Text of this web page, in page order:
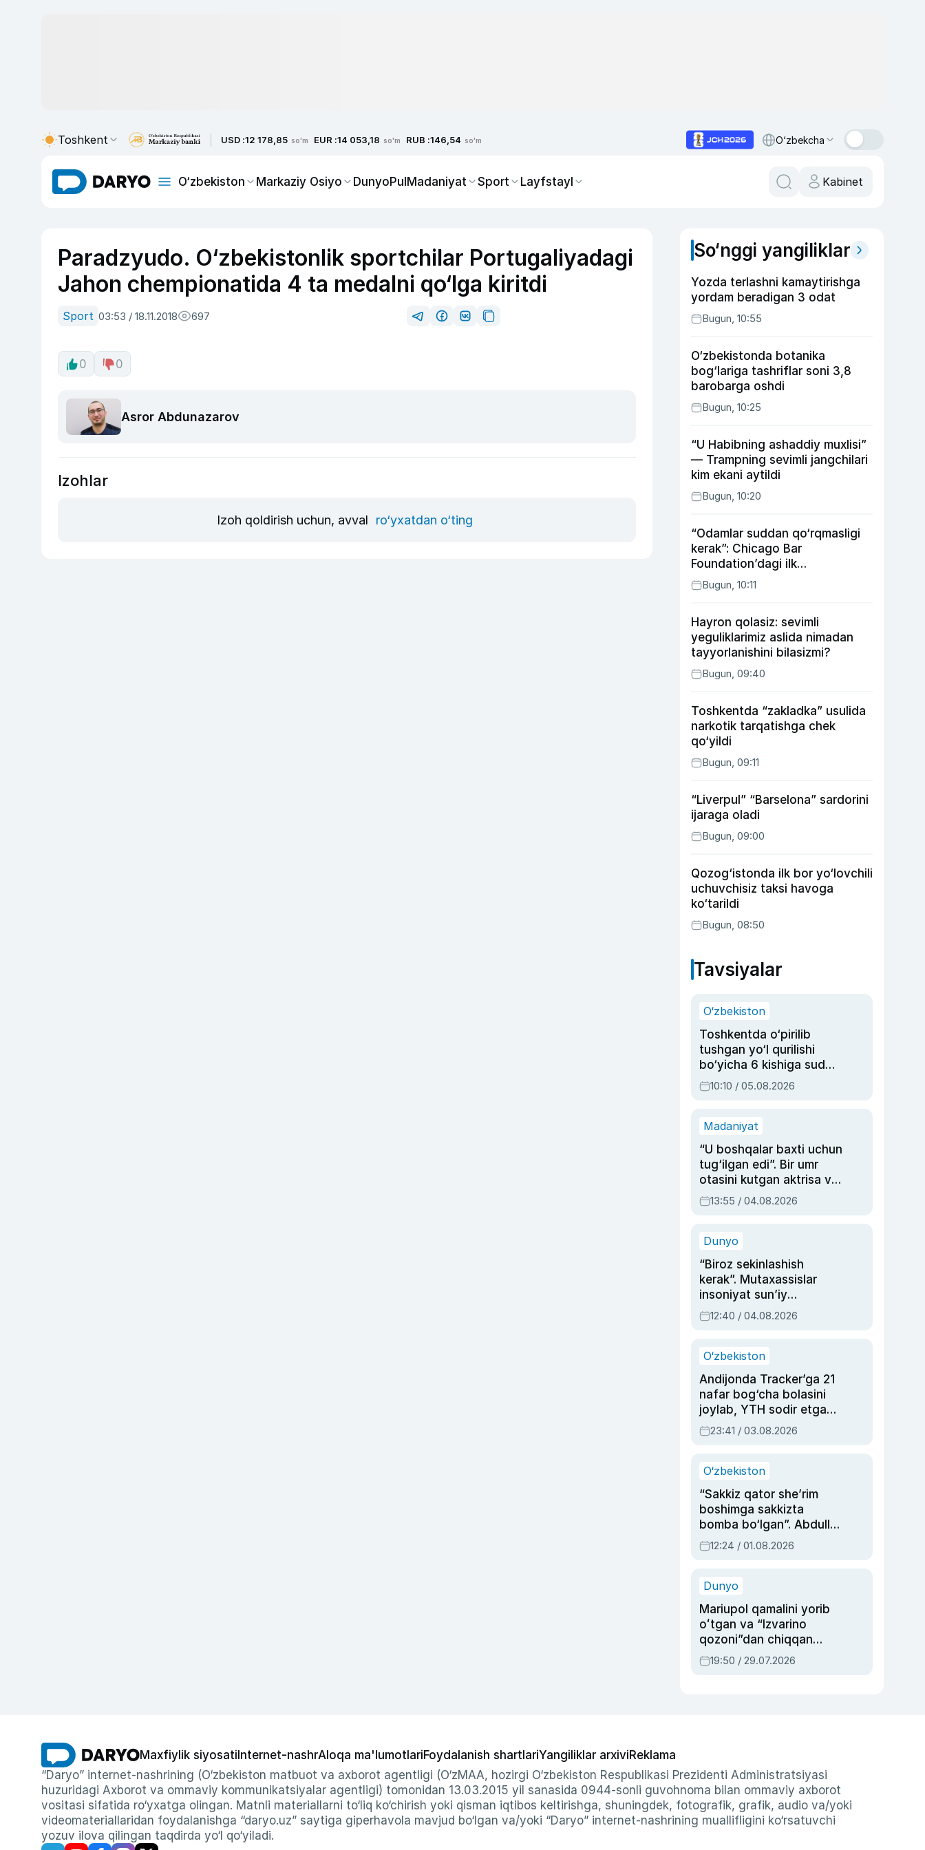
Toshkent USD :12 178,85 so'm EUR :14 053,18 so'm RUB :146,54 so'm O‘zbekcha
O‘zbekiston Markaziy Osiyo DunyoPulMadaniyat Sport Layfstayl Kabinet
Paradzyudo. O‘zbekistonlik sportchilar Portugaliyadagi
Jahon chempionatida 4 ta medalni qo‘lga kiritdi
Sport 03:53 / 18.11.2018 697
0 0
Asror Abdunazarov
Izohlar
Izoh qoldirish uchun, avval ro‘yxatdan o‘ting
So‘nggi yangiliklar
Yozda terlashni kamaytirishga
yordam beradigan 3 odat
Bugun, 10:55
O‘zbekistonda botanika
bog‘lariga tashriflar soni 3,8
barobarga oshdi
Bugun, 10:25
“U Habibning ashaddiy muxlisi”
— Trampning sevimli jangchilari
kim ekani aytildi
Bugun, 10:20
“Odamlar suddan qo‘rqmasligi
kerak”: Chicago Bar
Foundation’dagi ilk
o‘zbekistonlik Go‘zal
Abduaxatova
Bugun, 10:11
Hayron qolasiz: sevimli
yeguliklarimiz aslida nimadan
tayyorlanishini bilasizmi?
Bugun, 09:40
Toshkentda “zakladka” usulida
narkotik tarqatishga chek
qo‘yildi
Bugun, 09:11
“Liverpul” “Barselona” sardorini
ijaraga oladi
Bugun, 09:00
Qozog‘istonda ilk bor yo‘lovchili
uchuvchisiz taksi havoga
ko‘tarildi
Bugun, 08:50
Tavsiyalar
O‘zbekiston
Toshkentda o‘pirilib
tushgan yo‘l qurilishi
bo‘yicha 6 kishiga sud
hukmi o‘qildi
10:10 / 05.08.2026
Madaniyat
“U boshqalar baxti uchun
tug‘ilgan edi”. Bir umr
otasini kutgan aktrisa va
dublyaj ustasi Rimma
Ahmedovaning
13:55 / 04.08.2026
Dunyo
“Biroz sekinlashish
kerak”. Mutaxassislar
insoniyat sun’iy
intellektni boshqara
olmay qolishidan xavotir
12:40 / 04.08.2026
O‘zbekiston
Andijonda Tracker’ga 21
nafar bog‘cha bolasini
joylab, YTH sodir etgan
ayolga sud hukmi o‘qildi
23:41 / 03.08.2026
O‘zbekiston
“Sakkiz qator she’rim
boshimga sakkizta
bomba bo‘lgan”. Abdulla
Oripovni siyosiy
ayblovlardan asrab
12:24 / 01.08.2026
Dunyo
Mariupol qamalini yorib
oʻtgan va “Izvarino
qozoni”dan chiqqan
qahramon — Ukraina
armiyasi bosh
19:50 / 29.07.2026
Maxfiylik siyosati Internet-nashrAloqa ma'lumotlariFoydalanish shartlariYangiliklar arxiviReklama
“Daryo” internet-nashrining (O‘zbekiston matbuot va axborot agentligi (O‘zMAA, hozirgi O‘zbekiston Respublikasi Prezidenti Administratsiyasi
huzuridagi Axborot va ommaviy kommunikatsiyalar agentligi) tomonidan 13.03.2015 yil sanasida 0944-sonli guvohnoma bilan ommaviy axborot
vositasi sifatida ro‘yxatga olingan. Matnli materiallarni to‘liq ko‘chirish yoki qisman iqtibos keltirishga, shuningdek, fotografik, grafik, audio va/yoki
videomateriallaridan foydalanishga “daryo.uz” saytiga giperhavola mavjud bo‘lgan va/yoki “Daryo” internet-nashrining muallifligini ko‘rsatuvchi
yozuv ilova qilingan taqdirda yo‘l qo‘yiladi.